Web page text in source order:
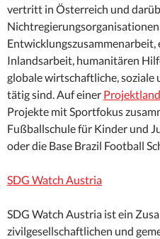
vertritt in Österreich und
Inlandsarbeit, humanitären
globale wirtschaftliche, soziale
tätig sind. Auf einer
Projekte mit Sportfokus
Fußballschule für Kinder und
oder die Base Brazil Football
SDG Watch Austria
SDG Watch Austria ist ein
zivilgesellschaftlichen und